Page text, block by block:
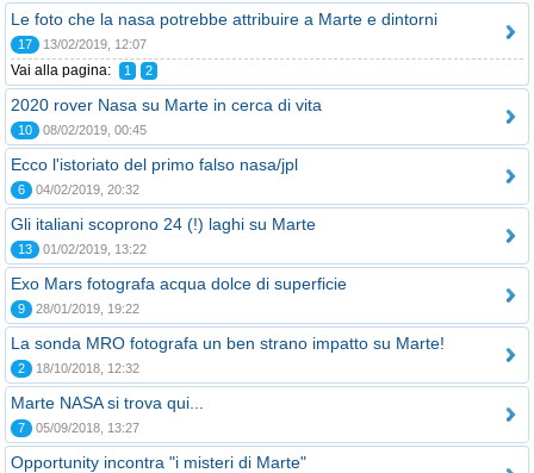
Le foto che la nasa potrebbe attribuire a Marte e dintorni
17 13/02/2019, 12:07
Vai alla pagina: 1 2
2020 rover Nasa su Marte in cerca di vita
10 08/02/2019, 00:45
Ecco l'istoriato del primo falso nasa/jpl
6 04/02/2019, 20:32
Gli italiani scoprono 24 (!) laghi su Marte
13 01/02/2019, 13:22
Exo Mars fotografa acqua dolce di superficie
9 28/01/2019, 19:22
La sonda MRO fotografa un ben strano impatto su Marte!
2 18/10/2018, 12:32
Marte NASA si trova qui...
7 05/09/2018, 13:27
Opportunity incontra "i misteri di Marte"